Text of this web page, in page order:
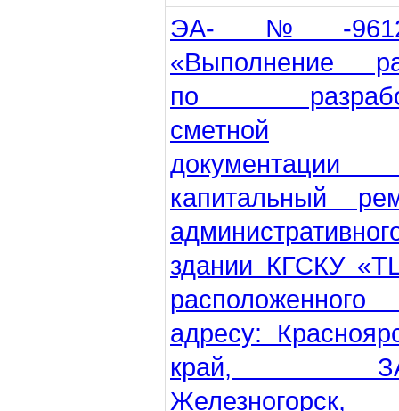
ЭА-№-
«Выполнение
по
сметной
капитальный
здании КГСКУ
адресу:
край,
Железногорск,